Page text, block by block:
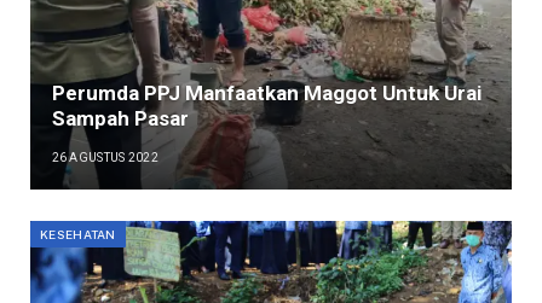
Perumda PPJ Manfaatkan Maggot Untuk Urai
Sampah Pasar
26 AGUSTUS 2022
KESEHATAN